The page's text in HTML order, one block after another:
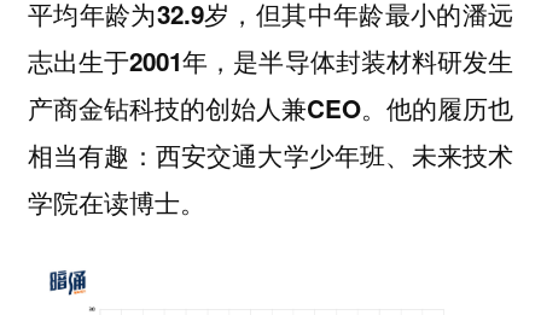
平均年龄为32.9岁，但其中年龄最小的潘远
志出生于2001年，是半导体封装材料研发生
产商金钻科技的创始人兼CEO。他的履历也
相当有趣：西安交通大学少年班、未来技术
学院在读博士。